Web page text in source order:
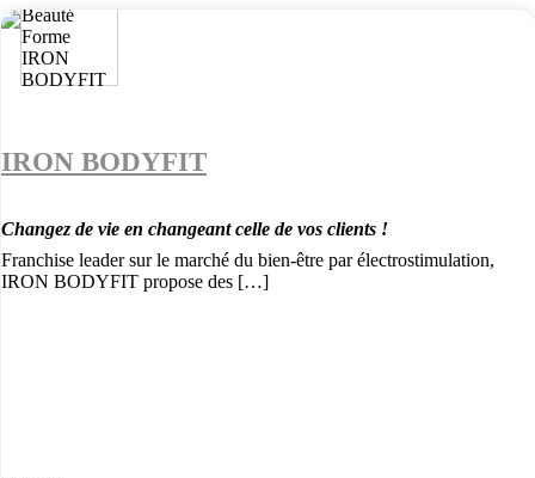
IRON BODYFIT
Changez de vie en changeant celle de vos clients !
Franchise leader sur le marché du bien-être par électrostimulation,
IRON BODYFIT propose des […]